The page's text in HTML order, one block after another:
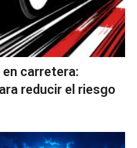
carretera:
reducir el riesgo